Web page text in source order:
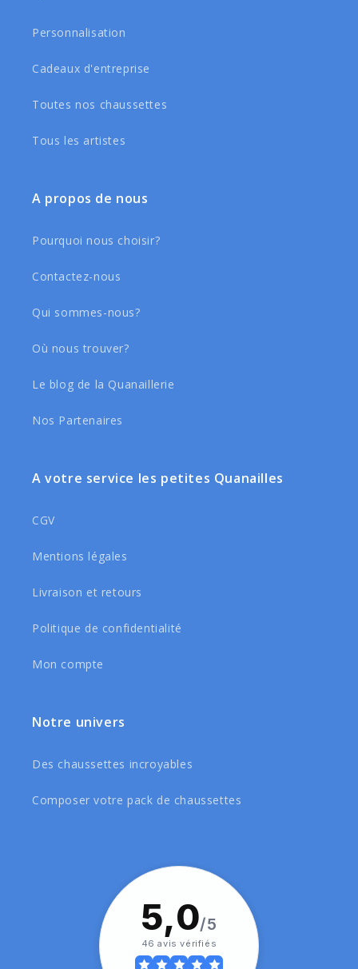
Personnalisation
Cadeaux d'entreprise
Toutes nos chaussettes
Tous les artistes
A propos de nous
Pourquoi nous choisir?
Contactez-nous
Qui sommes-nous?
Où nous trouver?
Le blog de la Quanaillerie
Nos Partenaires
A votre service les petites Quanailles
CGV
Mentions légales
Livraison et retours
Politique de confidentialité
Mon compte
Notre univers
Des chaussettes incroyables
Composer votre pack de chaussettes
5,0/5
46 avis vérifiés